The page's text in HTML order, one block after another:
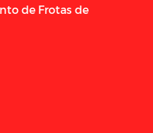
de Frotas de